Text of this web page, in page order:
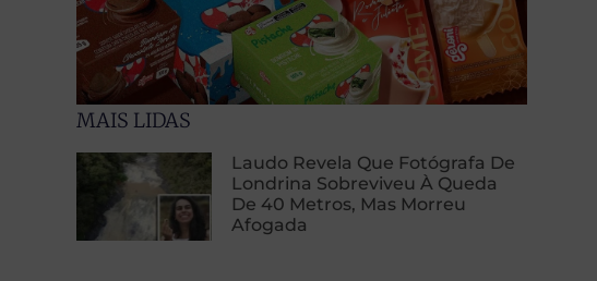
MAIS LIDAS
Laudo Revela Que Fotógrafa De
Londrina Sobreviveu À Queda
De 40 Metros, Mas Morreu
Afogada